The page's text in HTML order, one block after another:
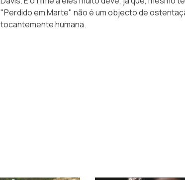
"Perdido em Marte" não é um objecto de
tocantemente humana.